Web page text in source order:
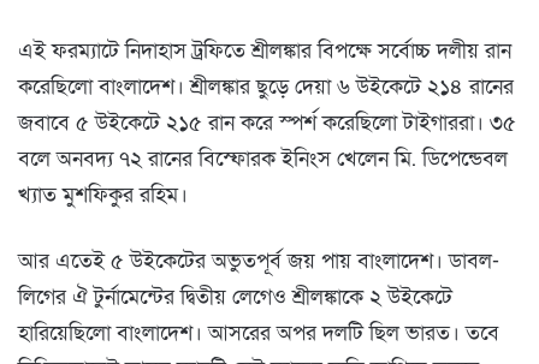
এই ফরম্যাটে নিদাহাস ট্রফিতে শ্রীলঙ্কার বিপক্ষে সর্বোচ্চ দলীয় রান
করেছিলো বাংলাদেশ। শ্রীলঙ্কার ছুড়ে দেয়া ৬ উইকেটে ২১৪ রানের
জবাবে ৫ উইকেটে ২১৫ রান করে স্পর্শ করেছিলো টাইগাররা। ৩৫
বলে অনবদ্য ৭২ রানের বিস্ফোরক ইনিংস খেলেন মি. ডিপেন্ডেবল
খ্যাত মুশফিকুর রহিম।
আর এতেই ৫ উইকেটের অভুতপূর্ব জয় পায় বাংলাদেশ। ডাবল-
লিগের ঐ টুর্নামেন্টের দ্বিতীয় লেগেও শ্রীলঙ্কাকে ২ উইকেটে
হারিয়েছিলো বাংলাদেশ। আসরের অপর দলটি ছিল ভারত। তবে